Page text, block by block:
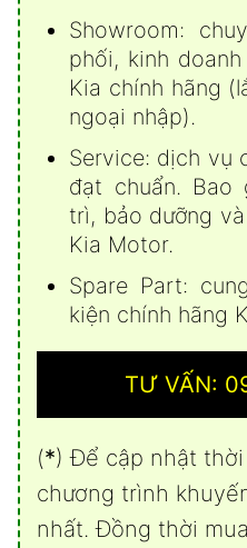
Showroom:
phối, kinh
Kia chính hãng
ngoại nhập).
Service: dịch vụ
đạt chuẩn. Bao
trì, bảo dưỡng
Kia Motor.
Spare Part:
kiện chính hãng
TƯ VẤN:
(*) Để cập nhật
chương trình
nhất. Đồng thời